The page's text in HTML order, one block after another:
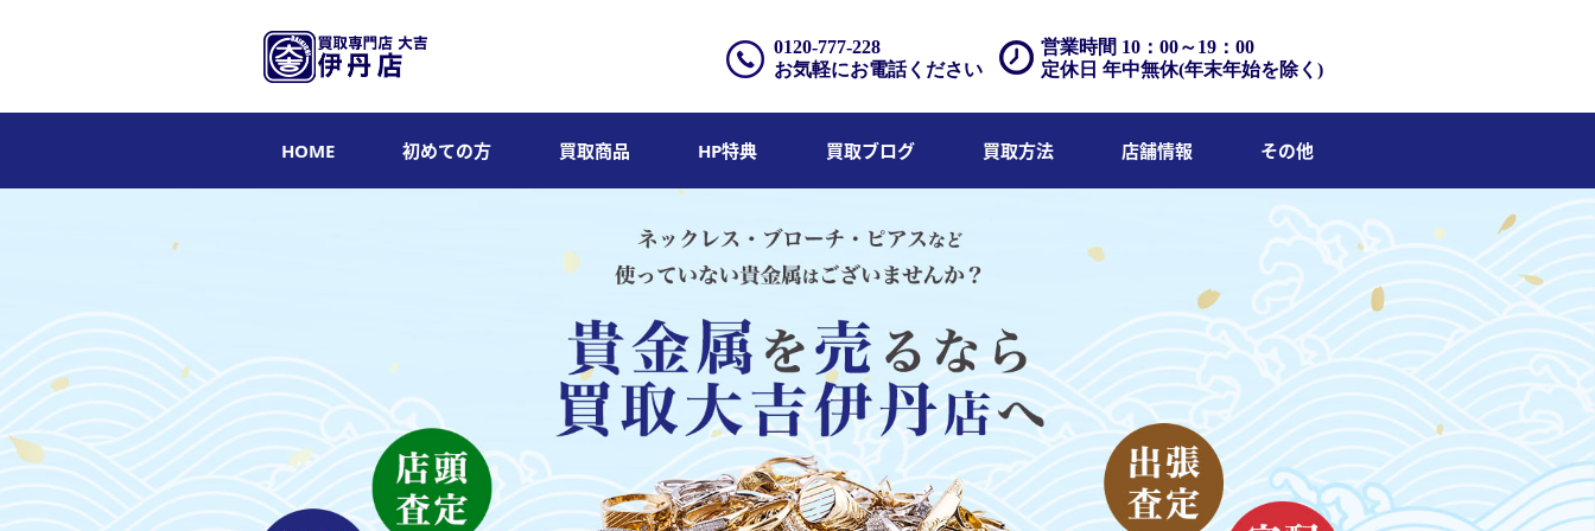
営業時間 10：00～19：00
定休日 年中無休(年末年始を除く)
0120-777-228
お気軽にお電話ください
HOME 初めての方 買取商品 HP特典 買取ブログ 買取方法 店舗情報 その他